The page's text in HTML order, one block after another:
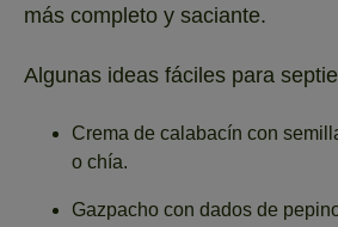
más completo y saciante.
Algunas ideas fáciles para
Crema de calabacín con
o chía.
Gazpacho con dados de